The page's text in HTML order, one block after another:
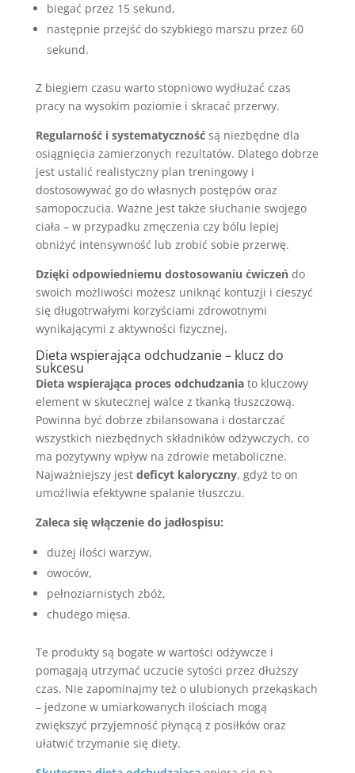
biegać przez 15 sekund,
następnie przejść do szybkiego marszu przez 60
sekund.
Z biegiem czasu warto stopniowo wydłużać czas
pracy na wysokim poziomie i skracać przerwy.
Regularność i systematycznośćsą niezbędne dla
osiągnięcia zamierzonych rezultatów. Dlatego dobrze
jest ustalić realistyczny plan treningowy i
dostosowywać go do własnych postępów oraz
samopoczucia. Ważne jest także słuchanie swojego
ciała – w przypadku zmęczenia czy bólu lepiej
obniżyć intensywność lub zrobić sobie przerwę.
Dzięki odpowiedniemu dostosowaniu ćwiczeńdo
swoich możliwości możesz uniknąć kontuzji i cieszyć
się długotrwałymi korzyściami zdrowotnymi
wynikającymi z aktywności fizycznej.
Dieta wspierająca odchudzanie– klucz do
sukcesu
Dieta wspierająca proces odchudzaniato kluczowy
element w skutecznej walce z tkanką tłuszczową.
Powinna być dobrze zbilansowana i dostarczać
wszystkich niezbędnych składników odżywczych, co
ma pozytywny wpływ na zdrowie metaboliczne.
Najważniejszy jest deficyt kaloryczny, gdyż to on
umożliwia efektywne spalanie tłuszczu.
Zaleca się włączenie do jadłospisu:
dużej ilości warzyw,
owoców,
pełnoziarnistych zbóż,
chudego mięsa.
Te produkty są bogate w wartości odżywcze i
pomagają utrzymać uczucie sytości przez dłuższy
czas. Nie zapominajmy też o ulubionych przekąskach
– jedzone w umiarkowanych ilościach mogą
zwiększyć przyjemność płynącą z posiłków oraz
ułatwić trzymanie się diety.